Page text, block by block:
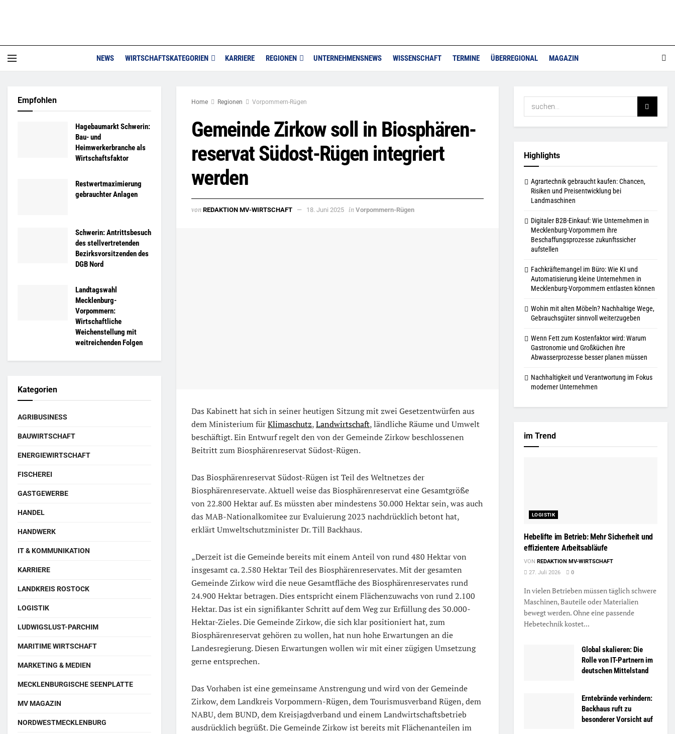
NEWS WIRTSCHAFTSKATEGORIEN KARRIERE REGIONEN UNTERNEHMENSNEWS WISSENSCHAFT TERMINE ÜBERREGIONAL MAGAZIN
Home Regionen Vorpommern-Rügen
Gemeinde Zirkow soll in Biosphären­
reservat Südost-Rügen integriert
werden
von REDAKTION MV-WIRTSCHAFT 18. Juni 2025 in Vorpommern-Rügen
Das Kabinett hat sich in seiner heutigen Sitzung mit zwei Gesetzentwürfen aus
dem Ministerium fürKlimaschutz,Landwirtschaft, ländliche Räume und Umwelt
beschäftigt. Ein Entwurf regelt den von der Gemeinde Zirkow beschlossenen
Beitritt zum Biosphärenreservat Südost-Rügen.
Das Biosphärenreservat Südost-Rügen ist Teil des Weltnetzes der
Biosphärenreservate. Aktuell weise das Biosphärenreservat eine Gesamtgröße
von 22.800 Hektar auf. Es müssten aber mindestens 30.000 Hektar sein, was auch
das MAB-National­komitee zur Evaluierung 2023 nachdrücklich betont hat,
erklärt Umweltschutzminister Dr. Till Backhaus.
„Derzeit ist die Gemeinde bereits mit einem Anteil von rund 480 Hektar von
insgesamt ca. 2.580 Hektar Teil des Biosphären­reservates. Mit der gesamten
Gemeinde Zirkow wird die neue Gesamtfläche des Biosphärenreservates rund
24.900 Hektar betragen. Dies entspricht einem Flächenzuwachs von rund 2.100
Hektar. Das ist ein signifikanter Schritt auf dem Weg zur Erfüllung des 30.000-
Hektar-Zieles. Die Gemeinde Zirkow, die sich klar positioniert hat, zum
Biosphärenreservat gehören zu wollen, hat nun hohe Erwartungen an die
Landesregierung. Diesen Erwar­tungen wollen wir mit einer zügigen Umsetzung
gerne entsprechen.
Das Vorhaben ist eine gemeinsame Anstrengung und wird von der Gemeinde
Zirkow, dem Landkreis Vorpommern-Rügen, dem Tourismusverband Rügen, dem
NABU, dem BUND, dem Kreisjagdverband und einem Landwirtschafts­betrieb
ausdrücklich begrüßt. Die Gemeinde Zirkow ist bereits mit Flächenanteilen im
Empfohlen
Hagebaumarkt Schwerin:
Bau- und
Heimwerkerbranche als
Wirtschaftsfaktor
Restwertmaximierung
gebrauchter Anlagen
Schwerin: Antrittsbesuch
des stellvertretenden
Bezirksvorsitzenden des
DGB Nord
Landtagswahl
Mecklenburg-
Vorpommern:
Wirtschaftliche
Weichenstellung mit
weitreichenden Folgen
Kategorien
AGRIBUSINESS
BAUWIRTSCHAFT
ENERGIEWIRTSCHAFT
FISCHEREI
GASTGEWERBE
HANDEL
HANDWERK
IT & KOMMUNIKATION
KARRIERE
LANDKREIS ROSTOCK
LOGISTIK
LUDWIGSLUST-PARCHIM
MARITIME WIRTSCHAFT
MARKETING & MEDIEN
MECKLENBURGISCHE SEENPLATTE
MV MAGAZIN
NORDWESTMECKLENBURG
Highlights
Agrartechnik gebraucht kaufen: Chancen,
Risiken und Preisentwicklung bei
Landmaschinen
Digitaler B2B-Einkauf: Wie Unternehmen in
Mecklenburg-Vorpommern ihre
Beschaffungsprozesse zukunftssicher
aufstellen
Fachkräftemangel im Büro: Wie KI und
Automatisierung kleine Unternehmen in
Mecklenburg-Vorpommern entlasten können
Wohin mit alten Möbeln? Nachhaltige Wege,
Gebrauchsgüter sinnvoll weiterzugeben
Wenn Fett zum Kostenfaktor wird: Warum
Gastronomie und Großküchen ihre
Abwasserprozesse besser planen müssen
Nachhaltigkeit und Verantwortung im Fokus
moderner Unternehmen
im Trend
LOGISTIK
Hebelifte im Betrieb: Mehr Sicherheit und
effizientere Arbeitsabläufe
VON REDAKTION MV-WIRTSCHAFT
27. Juli 2026
0
In vielen Betrieben müssen täglich schwere
Maschinen, Bauteile oder Materialien
bewegt werden. Ohne eine passende
Hebetechnik kostet...
Global skalieren: Die
Rolle von IT-Partnern im
deutschen Mittelstand
Erntebrände verhindern:
Backhaus ruft zu
besonderer Vorsicht auf